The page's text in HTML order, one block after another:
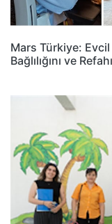
Mars Türkiye:
Bağlılığını ve